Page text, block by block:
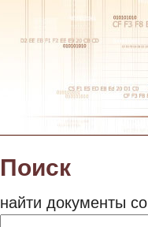
Поиск
найти документы